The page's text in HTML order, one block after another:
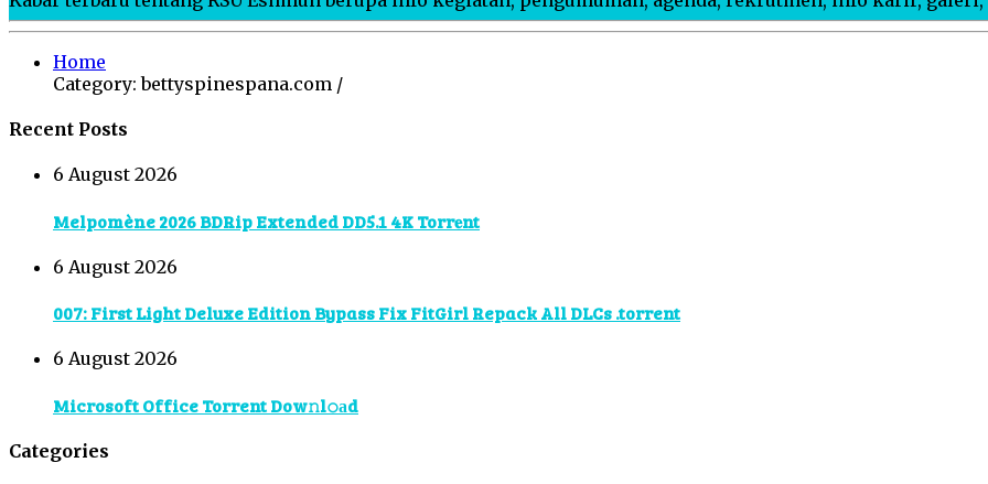
Home
Category: bettyspinespana.com /
Recent Posts
6 August 2026
Melpomène 2026 BDRip Extended DD5.1 4K Torr𝐞nt
6 August 2026
007: First Light Deluxe Edition Bypass Fix FitGirl Repack All DLCs .torrent
6 August 2026
Microsoft Office Torrent Dow𝚗l𝚘аd
Categories